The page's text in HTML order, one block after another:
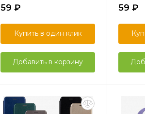
59
Купить в один клик
Добавить в корзину
59